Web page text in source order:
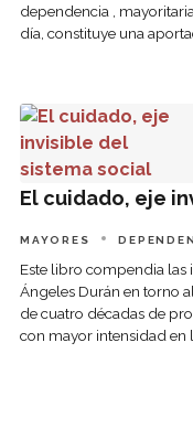
dependencia ,
día, constituye una
El cuidado, eje
MAYORES
Este libro compendia las
Ángeles Durán en torno
de cuatro décadas de
con mayor intensidad en
El cuidado, eje